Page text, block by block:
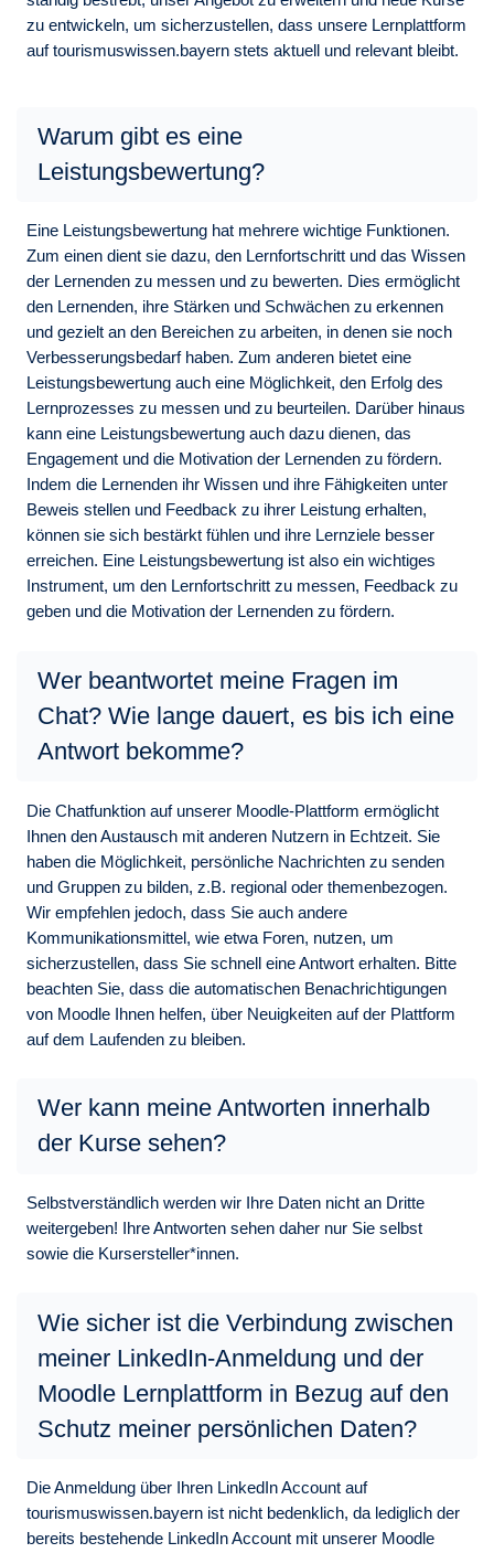
zu entwickeln, um sicherzustellen, dass unsere Lernplattform
auf tourismuswissen.bayern stets aktuell und relevant bleibt.
Warum gibt es eine
Leistungsbewertung?
Eine Leistungsbewertung hat mehrere wichtige Funktionen.
Zum einen dient sie dazu, den Lernfortschritt und das Wissen
der Lernenden zu messen und zu bewerten. Dies ermöglicht
den Lernenden, ihre Stärken und Schwächen zu erkennen
und gezielt an den Bereichen zu arbeiten, in denen sie noch
Verbesserungsbedarf haben. Zum anderen bietet eine
Leistungsbewertung auch eine Möglichkeit, den Erfolg des
Lernprozesses zu messen und zu beurteilen. Darüber hinaus
kann eine Leistungsbewertung auch dazu dienen, das
Engagement und die Motivation der Lernenden zu fördern.
Indem die Lernenden ihr Wissen und ihre Fähigkeiten unter
Beweis stellen und Feedback zu ihrer Leistung erhalten,
können sie sich bestärkt fühlen und ihre Lernziele besser
erreichen. Eine Leistungsbewertung ist also ein wichtiges
Instrument, um den Lernfortschritt zu messen, Feedback zu
geben und die Motivation der Lernenden zu fördern.
Wer beantwortet meine Fragen im
Chat? Wie lange dauert, es bis ich eine
Antwort bekomme?
Die Chatfunktion auf unserer Moodle-Plattform ermöglicht
Ihnen den Austausch mit anderen Nutzern in Echtzeit. Sie
haben die Möglichkeit, persönliche Nachrichten zu senden
und Gruppen zu bilden, z.B. regional oder themenbezogen.
Wir empfehlen jedoch, dass Sie auch andere
Kommunikationsmittel, wie etwa Foren, nutzen, um
sicherzustellen, dass Sie schnell eine Antwort erhalten. Bitte
beachten Sie, dass die automatischen Benachrichtigungen
von Moodle Ihnen helfen, über Neuigkeiten auf der Plattform
auf dem Laufenden zu bleiben.
Wer kann meine Antworten innerhalb
der Kurse sehen?
Selbstverständlich werden wir Ihre Daten nicht an Dritte
weitergeben! Ihre Antworten sehen daher nur Sie selbst
sowie die Kursersteller*innen.
Wie sicher ist die Verbindung zwischen
meiner LinkedIn-Anmeldung und der
Moodle Lernplattform in Bezug auf den
Schutz meiner persönlichen Daten?
Die Anmeldung über Ihren LinkedIn Account auf
tourismuswissen.bayern ist nicht bedenklich, da lediglich der
bereits bestehende LinkedIn Account mit unserer Moodle